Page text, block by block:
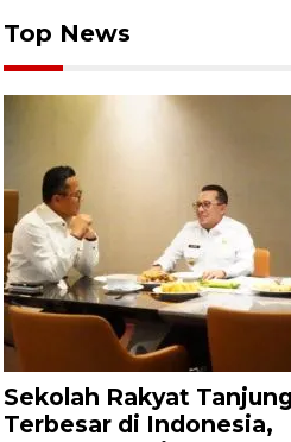
Top News
Sekolah Rakyat
Terbesar di Indonesia,